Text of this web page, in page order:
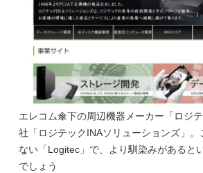
エレコム傘下の周辺機器メーカー「 ロジ
社「ロジテックINAソリューションズ」
ない「Logitec」で、より馴染みがあると
でしょう